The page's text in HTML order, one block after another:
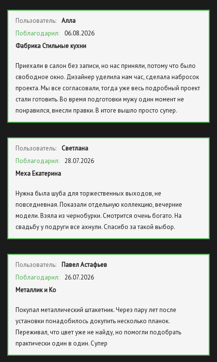
Пользователь:
Алла
Поблагодарил:
06.08.2026
Фабрика Стильные кухни
Приехали в салон без записи, но нас приняли, потому что было
свободное окно. Дизайнер уделила нам час, сделала набросок
проекта. Мы все согласовали, тогда уже весь подробный проект
стали готовить. Во время подготовки мужу один момент не
понравился, внесли правки. В итоге вышло просто супер.
Пользователь:
Светлана
Поблагодарил:
28.07.2026
Меха Екатерина
Нужна была шуба для торжественных выходов, не
повседневная. Показали отдельную коллекцию, вечерние
модели. Взяла из чернобурки. Смотрится очень богато. На
свадьбу у подруги все ахнули. Спасибо за такой выбор.
Пользователь:
Павел Астафьев
Поблагодарил:
26.07.2026
Металлик и Ко
Покупал металлический штакетник. Через пару лет после
установки понадобилось докупить несколько планок.
Переживал, что цвет уже не найду, но помогли подобрать
практически один в один. Супер